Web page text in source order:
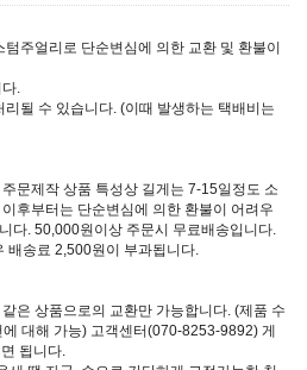
주얼리로 단순변심에 의한 교환 및 환불이
.
될 수 있습니다. (이때 발생하는 택배비는
문제작 상품 특성상 길게는 7-15일정도 소
후부터는 단순변심에 의한 환불이 어려우
다. 50,000원이상 주문시 무료배송입니다.
배송료 2,500원이 부과됩니다.
은 상품으로의 교환만 가능합니다. (제품 수
대해 가능) 고객센터(070-8253-9892) 게
됩니다.